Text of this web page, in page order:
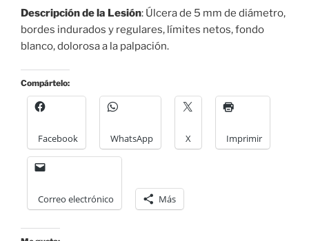
Descripción de la Lesión: Úlcera de 5 mm de diámetro,
bordes indurados y regulares, límites netos, fondo
blanco, dolorosa a la palpación.
Compártelo:
Facebook WhatsApp X Imprimir
Correo electrónico Más